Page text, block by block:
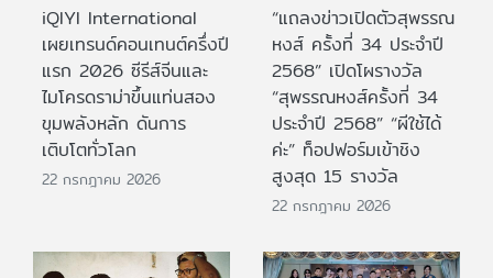
iQIYI International
เผยเทรนด์คอนเทนต์ครึ่งปี
แรก 2026 ซีรีส์จีนและ
ไมโครดราม่าขึ้นแท่นสอง
ขุมพลังหลัก ดันการ
เติบโตทั่วโลก
22 กรกฎาคม 2026
“แถลงข่าวเปิดตัวสุพรรณ
หงส์ ครั้งที่ 34 ประจำปี
2568” เปิดโผรางวัล
“สุพรรณหงส์ครั้งที่ 34
ประจำปี 2568” “ผีใช้ได้
ค่ะ” ท็อปฟอร์มเข้าชิง
สูงสุด 15 รางวัล
22 กรกฎาคม 2026